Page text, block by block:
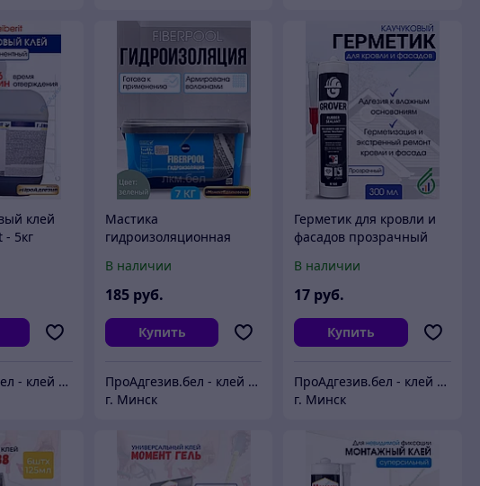
клей
- 5кг
ПроАдгезив.бел - клей c доставкой по Беларуси
Мастика
гидроизоляционная
В наличии
185 руб.
Купить
ПроАдгезив.бел - клей c доставкой по Беларуси
г. Минск
Герметик для кровли и
фасадов прозрачный
В наличии
17 руб.
Купить
ПроАдгезив.бел - клей c доставкой по Беларуси
г. Минск